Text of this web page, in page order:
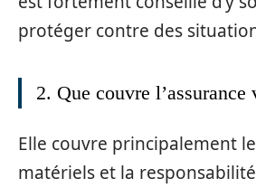
protéger contre des
2. Que couvre
Elle couvre principalement
matériels et la